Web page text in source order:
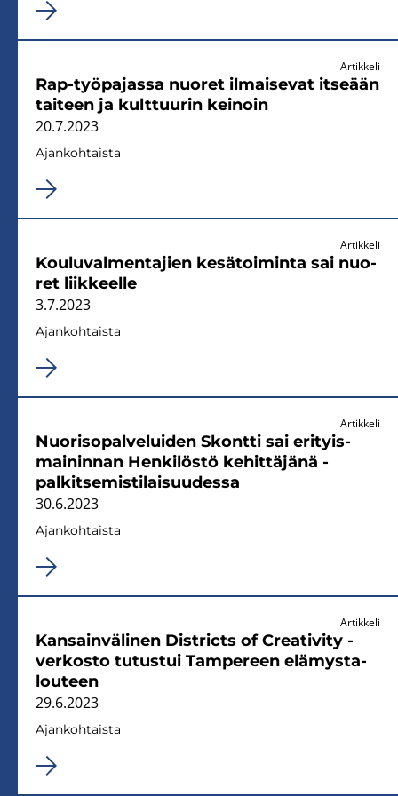
Artikkeli
Rap-​työpajassa nuo­ret il­mai­se­vat it­se­ään
tai­teen ja kult­tuu­rin kei­noin
20.7.2023
Ajan­koh­tais­ta
Artikkeli
Kou­lu­val­men­ta­jien ke­sä­toi­min­ta sai nuo­
ret liik­keel­le
3.7.2023
Ajan­koh­tais­ta
Artikkeli
Nuo­ri­so­pal­ve­lui­den Skont­ti sai eri­tyis­
mai­nin­nan Hen­ki­lös­tö ke­hit­tä­jä­nä -​
palkitsemistilaisuudessa
30.6.2023
Ajan­koh­tais­ta
Artikkeli
Kan­sain­vä­li­nen Di­stricts of Crea­ti­vi­ty -​
verkosto tu­tus­tui Tam­pe­reen elä­mys­ta­
lou­teen
29.6.2023
Ajan­koh­tais­ta